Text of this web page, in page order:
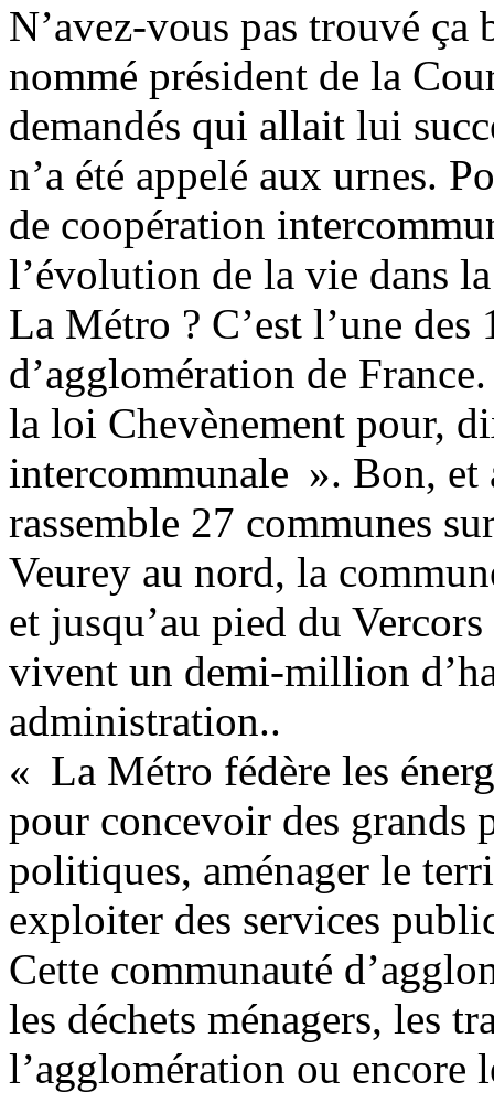
N’avez-vous pas trouvé
nommé président de la
demandés qui allait lui
n’a été appelé aux urnes.
de coopération
l’évolution de la vie dans
La Métro ? C’est l’une des
d’agglomération de
la loi Chevènement pour,
intercommunale ». Bon,
rassemble 27 communes
Veurey au nord, la
et jusqu’au pied du
vivent un demi-million
administration..
« La Métro fédère les
pour concevoir des grands
politiques, aménager le
exploiter des services
Cette communauté
les déchets ménagers, les
l’agglomération ou encore